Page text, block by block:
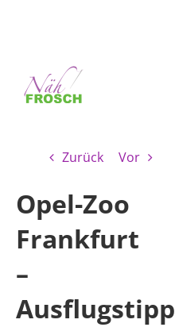
Zurück Vor
Opel-Zoo
Frankfurt
–
Ausflugstipp